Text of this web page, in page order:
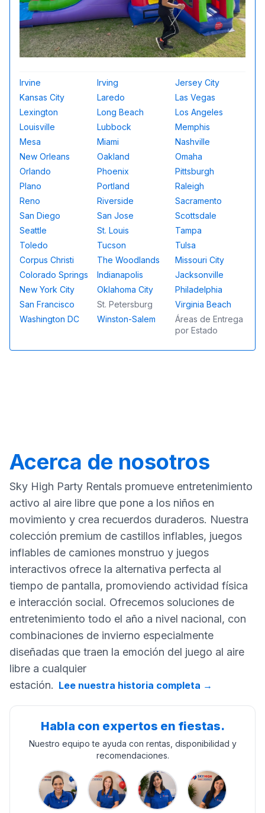
Irvine Irving
Jersey City
Kansas City
Laredo
Las Vegas
Lexington
Long Beach
Los Angeles
Louisville
Lubbock
Memphis
Mesa
Miami
Nashville
New Orleans
Oakland
Omaha
Orlando
Phoenix
Pittsburgh
Plano
Portland
Raleigh
Reno
Riverside
Sacramento
San Diego
San Jose
Scottsdale
Seattle
St. Louis
Tampa
Toledo
Tucson
Tulsa
Corpus Christi
The Woodlands
Missouri City
Colorado Springs
Indianapolis
Jacksonville
New York City
Oklahoma City
Philadelphia
San Francisco
St. Petersburg
Virginia Beach
Washington DC
Winston-Salem
Áreas de Entrega
por Estado
Acerca de nosotros
Sky High Party Rentals promueve entretenimiento
activo al aire libre que pone a los niños en
movimiento y crea recuerdos duraderos. Nuestra
colección premium de castillos inflables, juegos
inflables de camiones monstruo y juegos
interactivos ofrece la alternativa perfecta al
tiempo de pantalla, promoviendo actividad física
e interacción social. Ofrecemos soluciones de
entretenimiento todo el año a nivel nacional, con
combinaciones de invierno especialmente
diseñadas que traen la emoción del juego al aire
libre a cualquier
estación. Lee nuestra historia completa →
Habla con expertos en fiestas.
Nuestro equipo te ayuda con rentas, disponibilidad y
recomendaciones.